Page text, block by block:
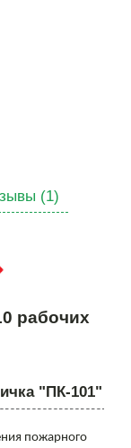
(1)
рабочих
"ПК-101"
пожарного